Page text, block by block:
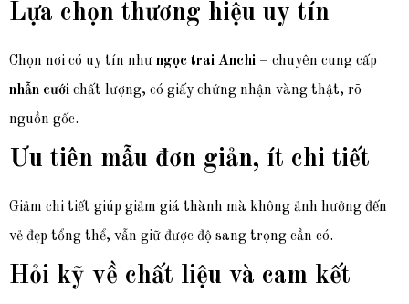
Lựa chọn thương hiệu uy tín
Chọn nơi có uy tín như ngọc trai Anchi – chuyên cung cấp
nhẫn cưới chất lượng, có giấy chứng nhận vàng thật, rõ
nguồn gốc.
Ưu tiên mẫu đơn giản, ít chi tiết
Giảm chi tiết giúp giảm giá thành mà không ảnh hưởng đến
vẻ đẹp tổng thể, vẫn giữ được độ sang trọng cần có.
Hỏi kỹ về chất liệu và cam kết